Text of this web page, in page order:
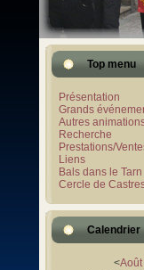
Top menu
Présentation
Grands
Autres
Recherche
Prestations/
Liens
Bals dans le Tarn
Cercle de
Calendrier
<Août